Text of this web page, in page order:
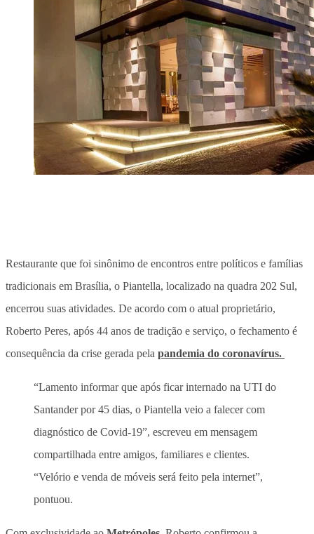
Restaurante que foi sinônimo de encontros entre políticos e famílias
tradicionais em Brasília, o Piantella, localizado na quadra 202 Sul,
encerrou suas atividades. De acordo com o atual proprietário,
Roberto Peres, após 44 anos de tradição e serviço, o fechamento é
consequência da crise gerada pela pandemia do coronavírus.
“Lamento informar que após ficar internado na UTI do
Santander por 45 dias, o Piantella veio a falecer com
diagnóstico de Covid-19”, escreveu em mensagem
compartilhada entre amigos, familiares e clientes.
“Velório e venda de móveis será feito pela internet”,
pontuou.